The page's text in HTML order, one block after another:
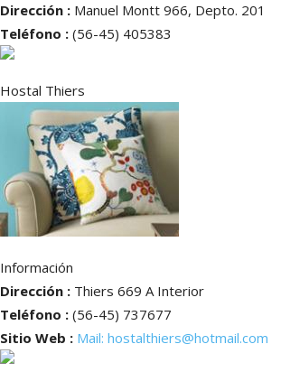
Dirección : Manuel Montt 966, Depto. 201
Teléfono : (56-45) 405383
Hostal Thiers
Información
Dirección : Thiers 669 A Interior
Teléfono : (56-45) 737677
Sitio Web : Mail: hostalthiers@hotmail.com